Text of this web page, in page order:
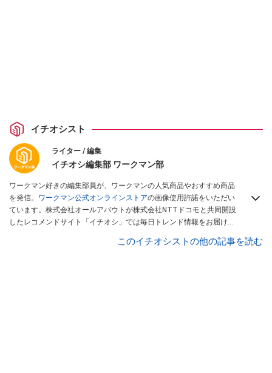
イチオシスト
ライター / 編集
イチオシ編集部 ワークマン部
ワークマン好きの編集部員が、ワークマンの人気商品やおすすめ商品
を発信。 ワークマン公式オンラインストアの画像使用許諾をいただい
ています。株式会社オールアバウトが株式会社NTTドコモと共同開設
したレコメンドサイト「イチオシ」では毎日トレンド情報をお届け。
このイチオシストの他の記事を読む